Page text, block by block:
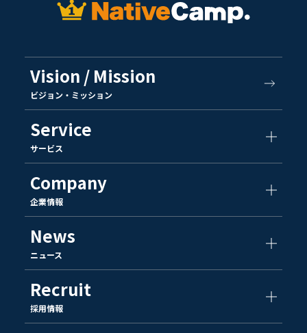
Vision / Mission
ビジョン・ミッション
Service
サービス
Company
企業情報
News
ニュース
Recruit
採用情報